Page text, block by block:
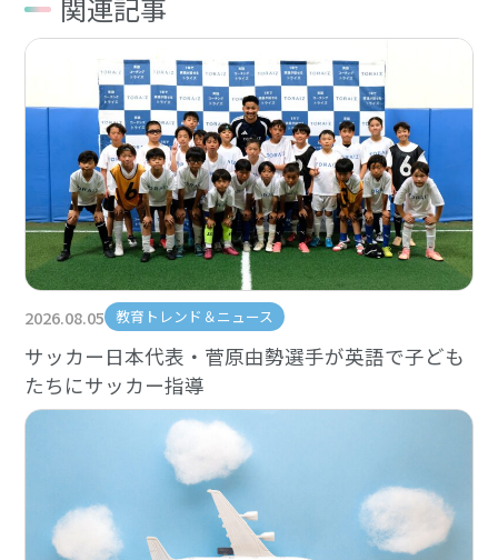
関連記事
2026.08.05 教育トレンド＆ニュース
サッカー日本代表・菅原由勢選手が英語で子ども
たちにサッカー指導